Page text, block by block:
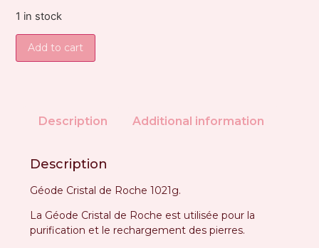
1 in stock
Add to cart
Description Additional information
Description
Géode Cristal de Roche 1021g.
La Géode Cristal de Roche est utilisée pour la
purification et le rechargement des pierres.